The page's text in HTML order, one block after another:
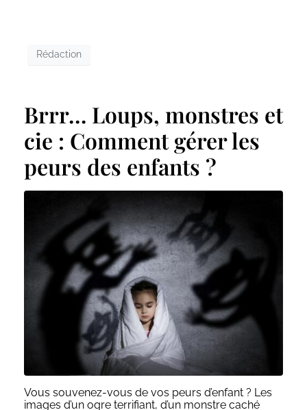
Rédaction
Brrr… Loups, monstres et
cie : Comment gérer les
peurs des enfants ?
Vous souvenez-vous de vos peurs d’enfant ? Les
images d’un ogre terrifiant, d’un monstre caché